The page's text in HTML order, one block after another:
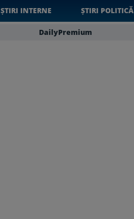
ȘTIRI INTERNE ȘTIRI POLITICĂ
DailyPremium